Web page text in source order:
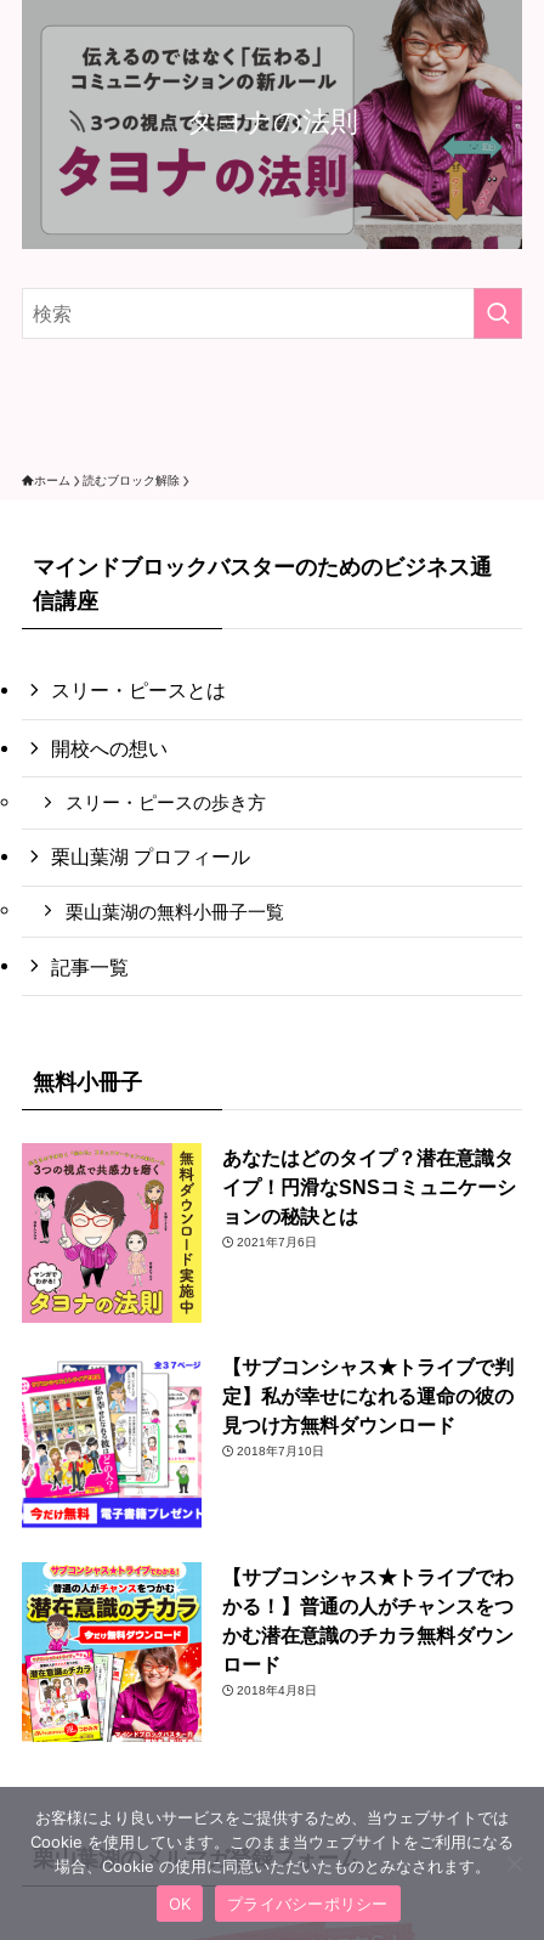
タヨナの法則
ホーム 読むブロック解除
マインドブロックバスターのためのビジネス通
信講座
スリー・ピースとは
開校への想い
スリー・ピースの歩き方
栗山葉湖 プロフィール
栗山葉湖の無料小冊子一覧
記事一覧
無料小冊子
あなたはどのタイプ？潜在意識タ
イプ！円滑なSNSコミュニケーシ
ョンの秘訣とは
2021年7月6日
【サブコンシャス★トライブで判
定】私が幸せになれる運命の彼の
見つけ方無料ダウンロード
2018年7月10日
【サブコンシャス★トライブでわ
かる！】普通の人がチャンスをつ
かむ潜在意識のチカラ無料ダウン
ロード
2018年4月8日
栗山葉湖のメルマガ登録フォーム
お客様により良いサービスをご提供するため、当ウェブサイトでは
Cookie を使用しています。このまま当ウェブサイトをご利用になる
場合、Cookie の使用に同意いただいたものとみなされます。
OK
プライバシーポリシー